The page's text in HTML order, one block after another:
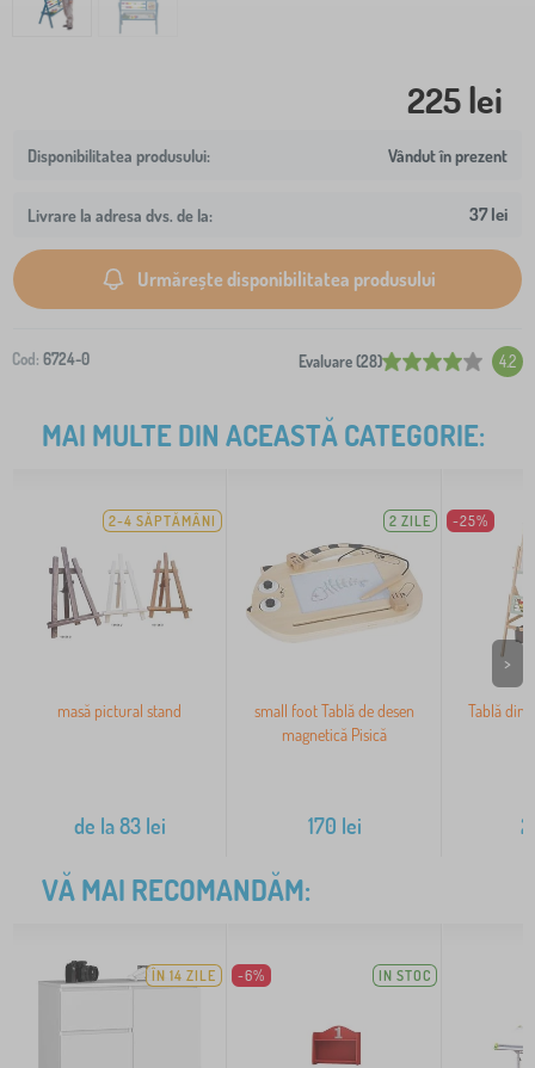
225 lei
Vândut în prezent
Livrare la adresa dvs. de la: 37 lei
Urmărește disponibilitatea produsului
Cod: 6724-0 Evaluare (28) 4.2
MAI MULTE DIN ACEASTĂ CATEGORIE:
2-4 SĂPTĂMÂNI
masă pictural stand
de la83lei
2 ZILE
small foot Tablă de desen
magnetică Pisică
170 lei
-25%
Tablă din
>
VĂ MAI RECOMANDĂM:
ÎN 14 ZILE -6% IN STOC